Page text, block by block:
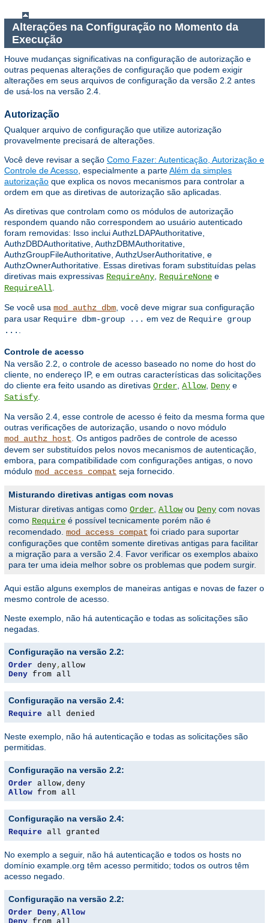
Alterações na Configuração no Momento da
Execução
Houve mudanças significativas na configuração de autorização e
outras pequenas alterações de configuração que podem exigir
alterações em seus arquivos de configuração da versão 2.2 antes
de usá-los na versão 2.4.
Autorização
Qualquer arquivo de configuração que utilize autorização
provavelmente precisará de alterações.
Você deve revisar a seção Como Fazer: Autenticação, Autorização e
Controle de Acesso , especialmente a parteAlém da simples
autorização que explica os novos mecanismos para controlar a
ordem em que as diretivas de autorização são aplicadas.
As diretivas que controlam como os módulos de autorização
respondem quando não correspondem ao usuário autenticado
foram removidas: Isso inclui AuthzLDAPAuthoritative,
AuthzDBDAuthoritative, AuthzDBMAuthoritative,
AuthzGroupFileAuthoritative, AuthzUserAuthoritative, e
AuthzOwnerAuthoritative. Essas diretivas foram substituídas pelas
diretivas mais expressivas RequireAny RequireNone e
RequireAll
Se você usa mod_authz_dbm , você deve migrar sua configuração
para usar Require dbm-group ... em vez de Require group
...
Controle de acesso
Na versão 2.2, o controle de acesso baseado no nome do host do
cliente, no endereço IP, e em outras características das solicitações
do cliente era feito usando as diretivas Order Allow, Deny e
Satisfy
Na versão 2.4, esse controle de acesso é feito da mesma forma que
outras verificações de autorização, usando o novo módulo
mod_authz_host . Os antigos padrões de controle de acesso
devem ser substituídos pelos novos mecanismos de autenticação,
embora, para compatibilidade com configurações antigas, o novo
módulo mod_access_compat seja fornecido.
Misturando diretivas antigas com novas
Misturar diretivas antigas como Order Allowou Deny com novas
como Require é possível tecnicamente porém não é
recomendado. mod_access_compat foi criado para suportar
configurações que contêm somente diretivas antigas para facilitar
a migração para a versão 2.4. Favor verificar os exemplos abaixo
para ter uma ideia melhor sobre os problemas que podem surgir.
Aqui estão alguns exemplos de maneiras antigas e novas de fazer o
mesmo controle de acesso.
Neste exemplo, não há autenticação e todas as solicitações são
negadas.
Configuração na versão 2.2:
Order deny,
Deny from all
Configuração na versão 2.4:
Require all denied
Neste exemplo, não há autenticação e todas as solicitações são
permitidas.
Configuração na versão 2.2:
Order allow,
Allow from all
Configuração na versão 2.4:
Require all granted
No exemplo a seguir, não há autenticação e todos os hosts no
domínio example.org têm acesso permitido; todos os outros têm
acesso negado.
Configuração na versão 2.2:
Order Deny, Allow